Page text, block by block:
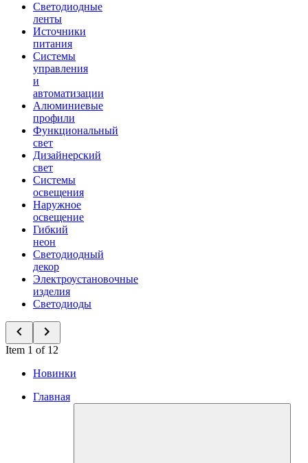
Светодиодные
ленты
Источники
питания
Системы
управления
и
автоматизации
Алюминиевые
профили
Функциональный
свет
Дизайнерский
свет
Системы
освещения
Наружное
освещение
Гибкий
неон
Светодиодный
декор
Электроустановочные
изделия
Светодиоды
Item 1 of 12
Новинки
Главная